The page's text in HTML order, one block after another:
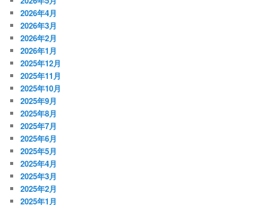
2026年4月
2026年3月
2026年2月
2026年1月
2025年12月
2025年11月
2025年10月
2025年9月
2025年8月
2025年7月
2025年6月
2025年5月
2025年4月
2025年3月
2025年2月
2025年1月